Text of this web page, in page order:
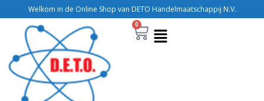
Welkom in de Online Shop van DETO Handelmaatschappij N.V.
0